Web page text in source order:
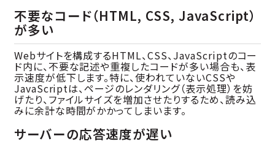
不要なコード（HTML, CSS, JavaScript）
が多い
Webサイトを構成するHTML、CSS、JavaScriptのコー
ド内に、不要な記述や重複したコードが多い場合も、表
示速度が低下します。特に、使われていないCSSや
JavaScriptは、ページのレンダリング（表示処理）を妨
げたり、ファイルサイズを増加させたりするため、読み込
みに余計な時間がかかってしまいます。
サーバーの応答速度が遅い